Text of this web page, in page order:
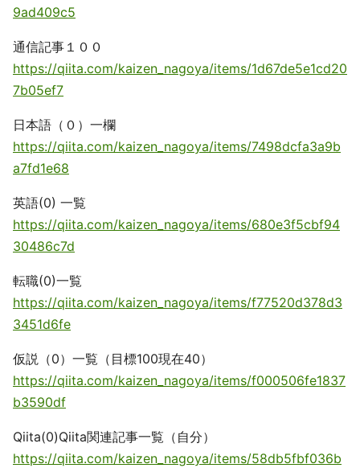
9ad409c5
通信記事１００
https://qiita.com/kaizen_nagoya/items/1d67de5e1cd20
7b05ef7
日本語（０）一欄
https://qiita.com/kaizen_nagoya/items/7498dcfa3a9b
a7fd1e68
英語(0) 一覧
https://qiita.com/kaizen_nagoya/items/680e3f5cbf94
30486c7d
転職(0)一覧
https://qiita.com/kaizen_nagoya/items/f77520d378d3
3451d6fe
仮説（0）一覧（目標100現在40）
https://qiita.com/kaizen_nagoya/items/f000506fe1837
b3590df
Qiita(0)Qiita関連記事一覧（自分）
https://qiita.com/kaizen_nagoya/items/58db5fbf036b